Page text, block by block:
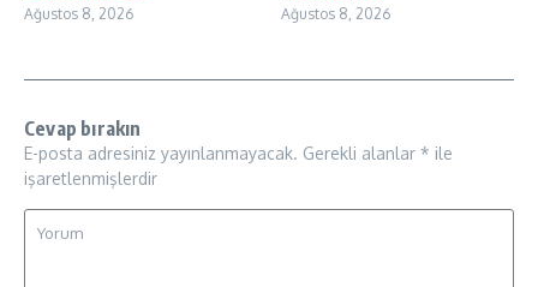
Ağustos 8, 2026 Ağustos 8, 2026
Cevap bırakın
E-posta adresiniz yayınlanmayacak. Gerekli alanlar * ile
işaretlenmişlerdir